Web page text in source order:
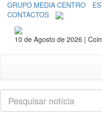
GRUPO MEDIA CENTRO
CONTACTOS
10 de Agosto de 2026 |
Pesquisar